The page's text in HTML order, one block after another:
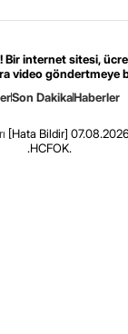
internet sitesi,
video göndertmeye
Son DakikaHaberler
[Hata Bildir]
.HCFOK.